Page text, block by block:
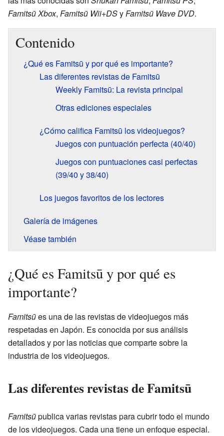
Famitsū Xbox, Famitsū Wii+DSyFamitsū Wave DVD.
Contenido
¿Qué es Famitsū y por qué es importante?
Las diferentes revistas de Famitsū
Weekly Famitsū: La revista principal
Otras ediciones especiales
¿Cómo califica Famitsū los videojuegos?
Juegos con puntuación perfecta (40/40)
Juegos con puntuaciones casi perfectas
(39/40 y 38/40)
Los juegos favoritos de los lectores
Galería de imágenes
Véase también
¿Qué es Famitsū y por qué es
importante?
Famitsūes una de las revistas de videojuegos más
respetadas en Japón. Es conocida por sus análisis
detallados y por las noticias que comparte sobre la
industria de los videojuegos.
Las diferentes revistas de Famitsū
Famitsūpublica varias revistas para cubrir todo el mundo
de los videojuegos. Cada una tiene un enfoque especial.